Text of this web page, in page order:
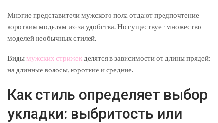
Многие представители мужского пола отдают предпочтение
коротким моделям из-за удобства. Но существует множество
моделей необычных стилей.
Виды мужских стрижек делятся в зависимости от длины прядей:
на длинные волосы, короткие и средние.
Как стиль определяет выбор
укладки: выбритость или